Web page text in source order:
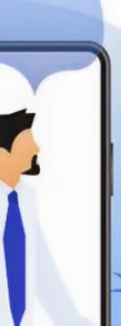
della
adulti non è